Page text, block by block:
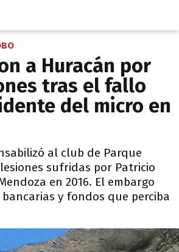
a Huracán por
tras el fallo
del micro en
al club de Parque
sufridas por Patricio
en 2016. El embargo
y fondos que perciba